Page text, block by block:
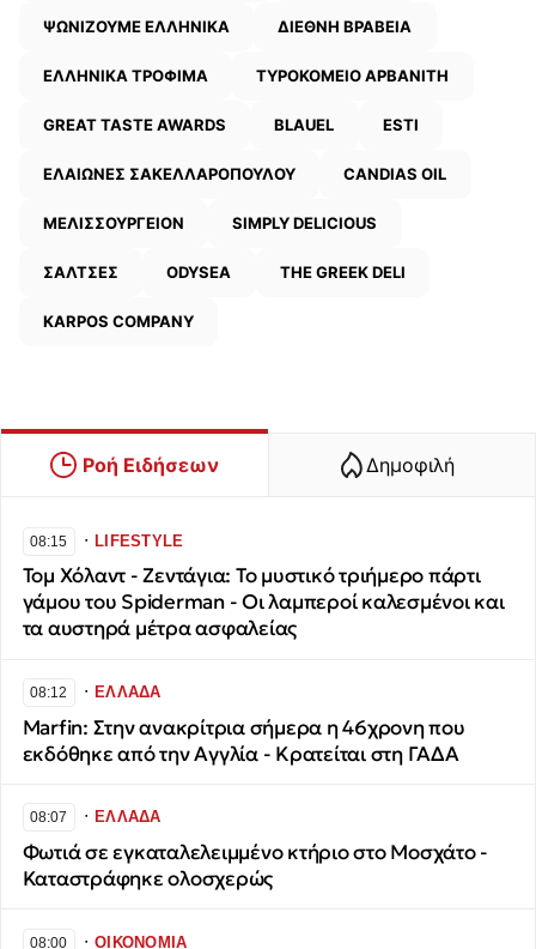
ΨΩΝΙΖΟΥΜΕ ΕΛΛΗΝΙΚΑ ΔΙΕΘΝΗ ΒΡΑΒΕΙΑ
ΕΛΛΗΝΙΚΑ ΤΡΟΦΙΜΑ ΤΥΡΟΚΟΜΕΙΟ ΑΡΒΑΝΙΤΗ
GREAT TASTE AWARDS BLAUEL ESTI
ΕΛΑΙΩΝΕΣ ΣΑΚΕΛΛΑΡΟΠΟΥΛΟΥ CANDIAS OIL
ΜΕΛΙΣΣΟΥΡΓΕΙΟΝ SIMPLY DELICIOUS
ΣΑΛΤΣΕΣ ODYSEA THE GREEK DELI
KARPOS COMPANY
Ροή Ειδήσεων Δημοφιλή
08:15 ∙LIFESTYLE
Τομ Χόλαντ - Ζεντάγια: Το μυστικό τριήμερο πάρτι
γάμου του Spiderman - Οι λαμπεροί καλεσμένοι και
τα αυστηρά μέτρα ασφαλείας
08:12 ∙ΕΛΛΑΔΑ
Marfin: Στην ανακρίτρια σήμερα η 46χρονη που
εκδόθηκε από την Αγγλία - Κρατείται στη ΓΑΔΑ
08:07 ∙ΕΛΛΑΔΑ
Φωτιά σε εγκαταλελειμμένο κτήριο στο Μοσχάτο -
Καταστράφηκε ολοσχερώς
08:00 ∙ΟΙΚΟΝΟΜΙΑ